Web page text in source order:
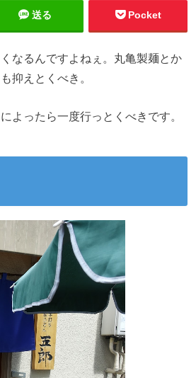
送る Pocket
なるんですよねぇ。丸亀製麺とか
抑えとくべき。
よったら一度行っとくべきです。